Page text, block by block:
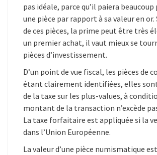
pas idéale, parce qu’il paiera beaucoup
une pièce par rapport à sa valeur en or.
de ces pièces, la prime peut être très
un premier achat, il vaut mieux se
pièces d’investissement.
D’un point de vue fiscal, les pièces de
étant clairement identifiées, elles
de la taxe sur les plus-values, à
montant de la transaction n’excède
La taxe forfaitaire est appliquée si la
dans l’Union Européenne.
La valeur d’une pièce numismatique est